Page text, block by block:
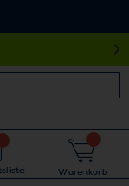
Warenkorb